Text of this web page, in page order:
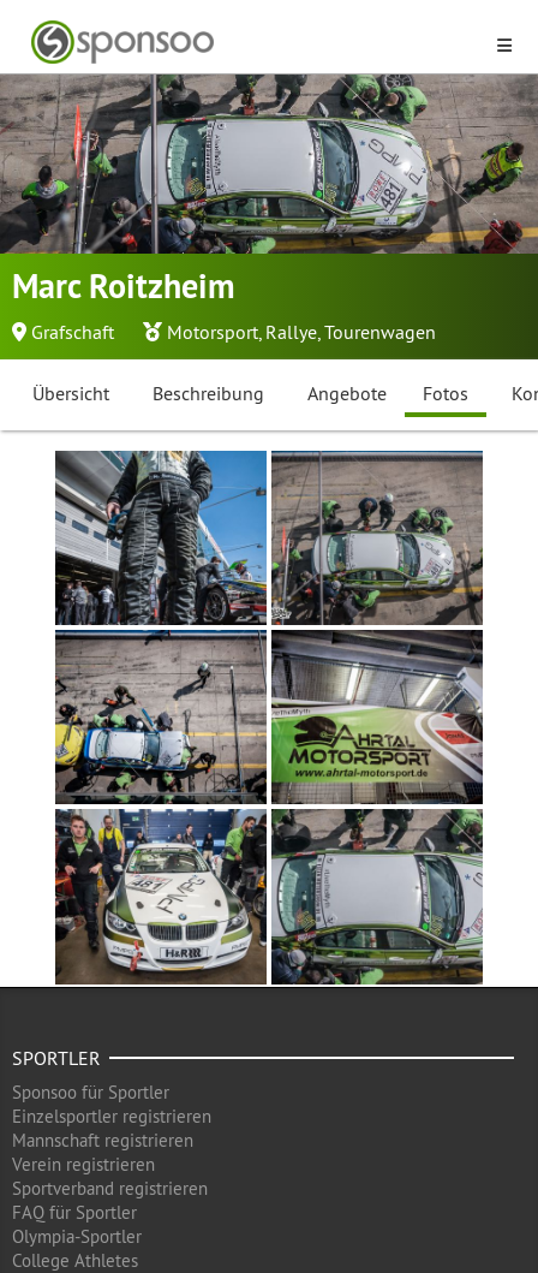
Marc Roitzheim
Grafschaft Motorsport, Rallye,Tourenwagen
Übersicht Beschreibung Angebote Fotos
SPORTLER
Sponsoo für Sportler
Einzelsportler registrieren
Mannschaft registrieren
Verein registrieren
Sportverband registrieren
FAQ für Sportler
Olympia-Sportler
College Athletes